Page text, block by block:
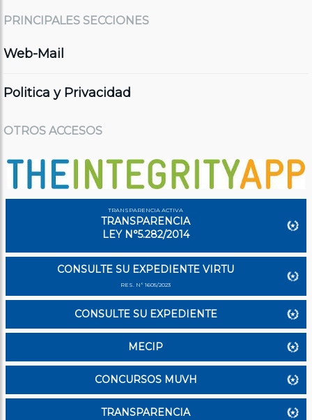
PRINCIPALES SECCIONES
Web-Mail
Politica y Privacidad
OTROS ACCESOS
TRANSPARENCIA ACTIVA
TRANSPARENCIA
LEY N°5.282/2014
CONSULTE SU EXPEDIENTE VIRTU
RES. N° 1605/2023
CONSULTE SU EXPEDIENTE
MECIP
CONCURSOS MUVH
TRANSPARENCIA